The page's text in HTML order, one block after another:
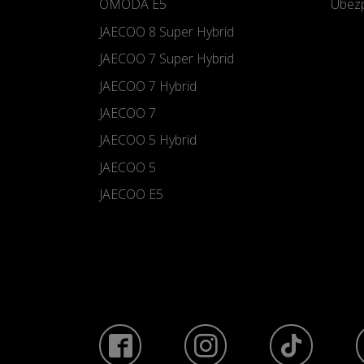
OMODA E5
JAECOO 8 Super Hybrid
JAECOO 7 Super Hybrid
JAECOO 7 Hybrid
JAECOO 7
JAECOO 5 Hybrid
JAECOO 5
JAECOO E5